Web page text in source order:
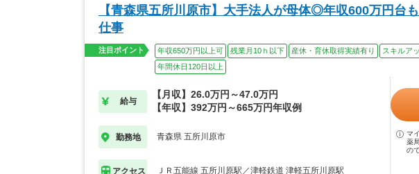
【青森県五所川原市】大手法人が母体◎年収600万円台
仕事
注目ポイント 年収650万円以上可 残業月10ｈ以下 産休・育休取得実績有り スキルア
年間休日120日以上
給与
【月収】26.0万円～47.0万円
【年収】392万円～665万円年収例
勤務地 青森県 五所川原市
アクセス ＪＲ五能線 五所川原駅／津軽鉄道 津軽五所川原駅
マ
薬
の